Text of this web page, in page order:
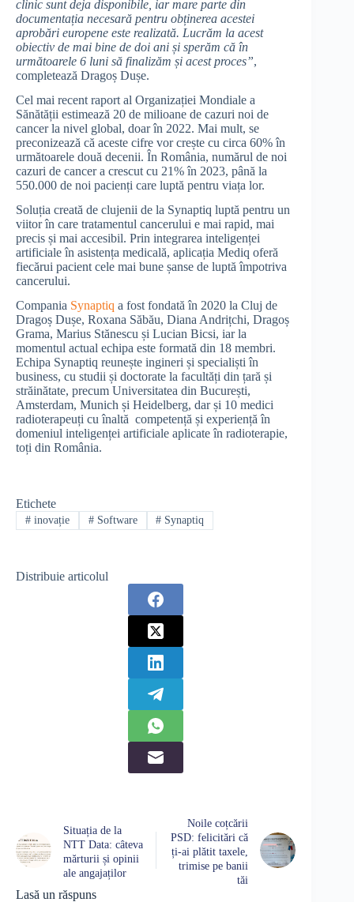
clinic sunt deja disponibile, iar mare parte din
documentația necesară pentru obținerea acestei
aprobări europene este realizată. Lucrăm la acest
obiectiv de mai bine de doi ani și sperăm că în
următoarele 6 luni să finalizăm și acest proces”,
completează Dragoș Dușe.
Cel mai recent raport al Organizației Mondiale a
Sănătății estimează 20 de milioane de cazuri noi de
cancer la nivel global, doar în 2022. Mai mult, se
preconizează că aceste cifre vor crește cu circa 60% în
următoarele două decenii. În România, numărul de noi
cazuri de cancer a crescut cu 21% în 2023, până la
550.000 de noi pacienți care luptă pentru viața lor.
Soluția creată de clujenii de la Synaptiq luptă pentru un
viitor în care tratamentul cancerului e mai rapid, mai
precis și mai accesibil. Prin integrarea inteligenței
artificiale în asistența medicală, aplicația Mediq oferă
fiecărui pacient cele mai bune șanse de luptă împotriva
cancerului.
Compania Synaptiq a fost fondată în 2020 la Cluj de
Dragoș Dușe, Roxana Săbău, Diana Andrițchi, Dragoș
Grama, Marius Stănescu și Lucian Bicsi, iar la
momentul actual echipa este formată din 18 membri.
Echipa Synaptiq reunește ingineri și specialiști în
business, cu studii și doctorate la facultăți din țară și
străinătate, precum Universitatea din București,
Amsterdam, Munich și Heidelberg, dar și 10 medici
radioterapeuți cu înaltă competență și experiență în
domeniul inteligenței artificiale aplicate în radioterapie,
toți din România.
Etichete
#inovație #Software # Synaptiq
Distribuie articolul
Situația de la
NTT Data: câteva
mărturii și opinii
ale angajaților
Noile coțcării
PSD: felicitări că
ți-ai plătit taxele,
trimise pe banii
tăi
Lasă un răspuns